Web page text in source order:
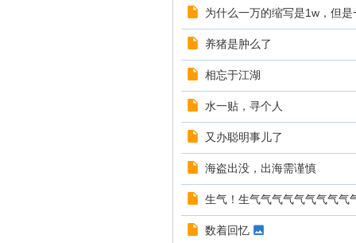
为什么一万的缩写是1w，但是
养猪是肿么了
相忘于江湖
水一贴，寻个人
又办聪明事儿了
海盗出没，出海需谨慎
生气！生气气气气气气气气气
数着回忆